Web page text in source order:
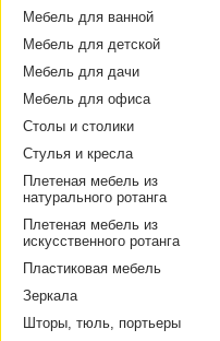
Мебель для ванной
Мебель для детской
Мебель для дачи
Мебель для офиса
Столы и столики
Стулья и кресла
Плетеная мебель из
натурального ротанга
Плетеная мебель из
искусственного ротанга
Пластиковая мебель
Зеркала
Шторы, тюль, портьеры